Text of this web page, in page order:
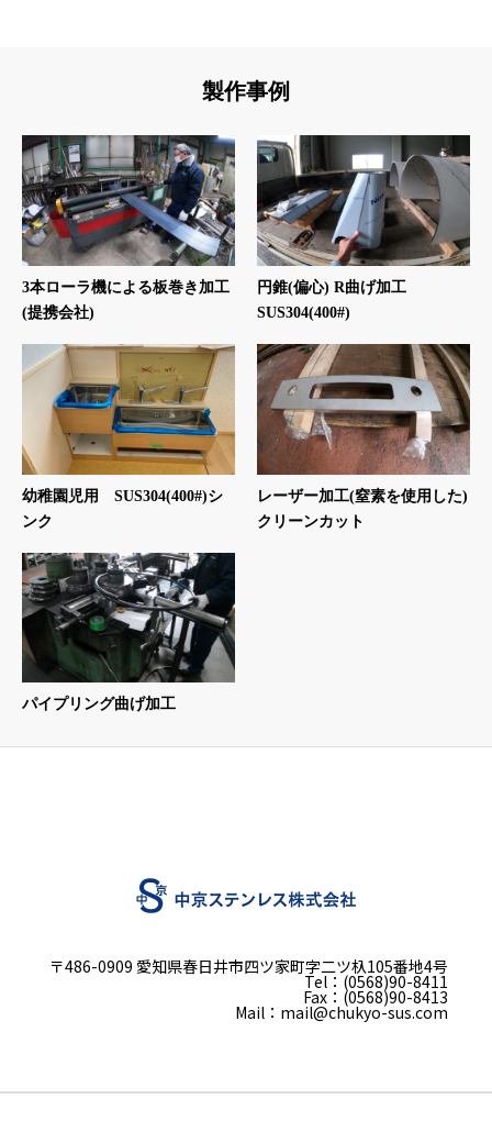
製作事例
3本ローラ機による板巻き加工
(提携会社)
円錐(偏心) R曲げ加工
SUS304(400#)
幼稚園児用 SUS304(400#)シ
ンク
レーザー加工(窒素を使用した)
クリーンカット
パイプリング曲げ加工
〒486-0909 愛知県春日井市四ツ家町字二ツ杁105番地4号
Tel：(0568)90-8411
Fax：(0568)90-8413
Mail：mail@chukyo-sus.com